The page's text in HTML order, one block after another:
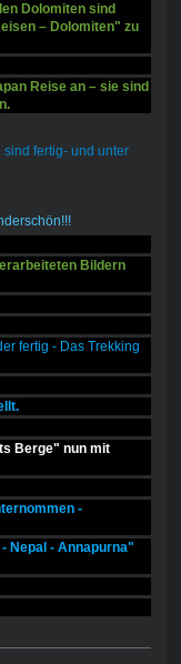
Dolomiten sind
– Dolomiten" zu
Reise an – sie sind
fertig- und unter
Bildern
fertig - Das Trekking
Berge" nun mit
-
Nepal - Annapurna"